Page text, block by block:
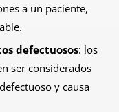
a un paciente,
defectuosos: los
ser considerados
y causa